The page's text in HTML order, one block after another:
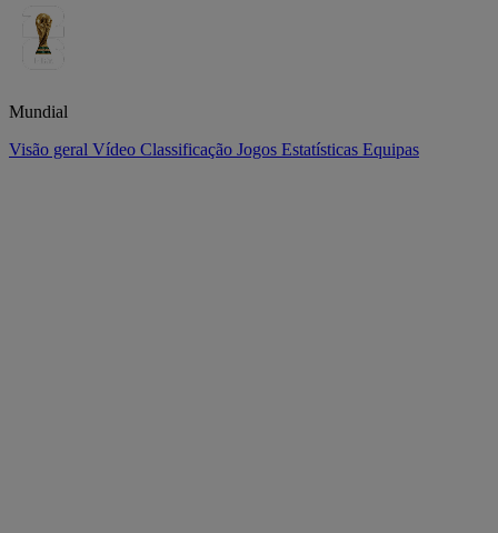
Mundial
Visão geral Vídeo Classificação Jogos Estatísticas Equipas